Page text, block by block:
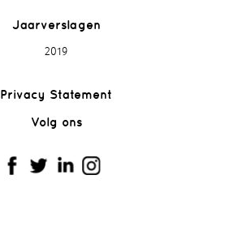
Jaarverslagen
2019
Privacy Statement
Volg ons